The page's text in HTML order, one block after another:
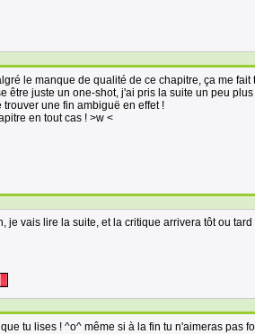
le manque de qualité de ce chapitre, ça me fait
être juste un one-shot, j'ai pris la suite un peu
une fin ambiguë en effet !
en tout cas ! >w <
je vais lire la suite, et la critique arrivera tôt ou tard
tu lises ! ^o^ même si à la fin tu n'aimeras pas